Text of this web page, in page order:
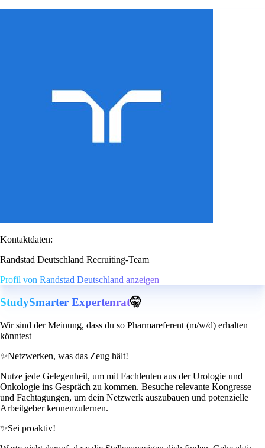
Kontaktdaten:
Randstad Deutschland Recruiting-Team
Profil von Randstad Deutschland anzeigen
StudySmarter Expertenrat🤫
Wir sind der Meinung, dass du so Pharmareferent (m/w/d) erhalten
könntest
✨Netzwerken, was das Zeug hält!
Nutze jede Gelegenheit, um mit Fachleuten aus der Urologie und
Onkologie ins Gespräch zu kommen. Besuche relevante Kongresse
und Fachtagungen, um dein Netzwerk auszubauen und potenzielle
Arbeitgeber kennenzulernen.
✨Sei proaktiv!